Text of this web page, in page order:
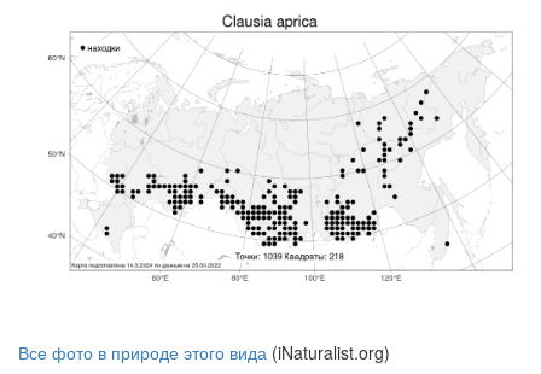
Все фото в природе этого вида (iNaturalist.org)